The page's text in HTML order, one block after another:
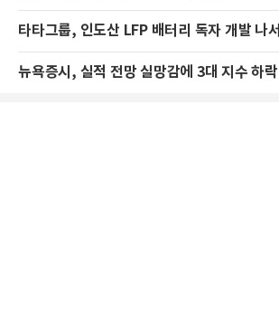
타타그룹, 인도산 LFP 배터리 독자 개발 나서
뉴욕증시, 실적 전망 실망감에 3대 지수 하락